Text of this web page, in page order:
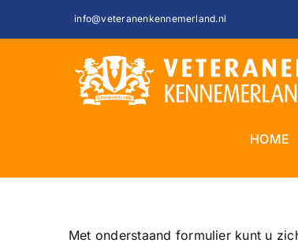
info@veteranenkennemerland.nl
HOME
Met onderstaand formulier kunt u